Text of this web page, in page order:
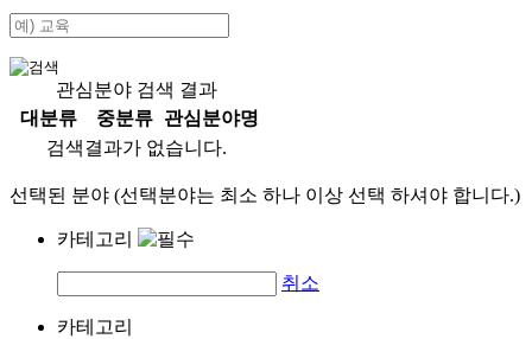
관심분야 검색 결과
대분류
중분류
관심분야명
검색결과가 없습니다.
선택된 분야 (선택분야는 최소 하나 이상 선택 하셔야 합니다.)
카테고리
취소
카테고리